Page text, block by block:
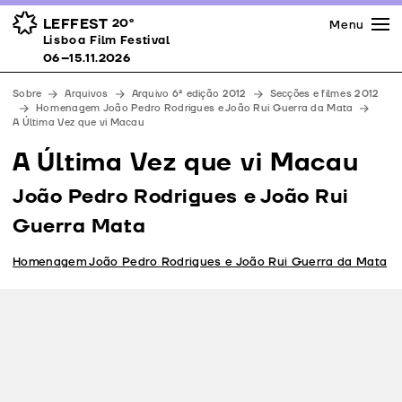
LEFFEST 20º
Lisboa Film Festival 06–15.11.2026
Prémios
Espaços
Apoios
Equipa
Downloads
Menu
Lisboa Film Festival
06–15.11.2026
Sobre Arquivos Arquivo 6ª edição 2012
Secções e filmes 2012
Homenagem João Pedro Rodrigues e João Rui Guerra da Mata
A Última Vez que vi Macau
A Última Vez que vi Macau
João Pedro Rodrigues e João Rui
Guerra Mata
Homenagem João Pedro Rodrigues e João Rui Guerra da Mata